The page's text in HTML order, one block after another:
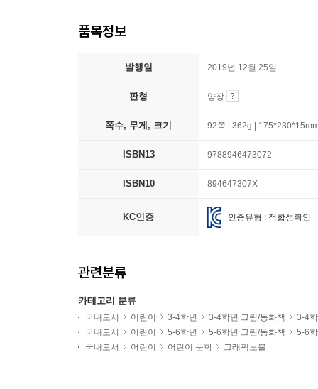
품목정보
발행일 2019년 12월 25일
판형 양장
쪽수, 무게, 크기 92쪽 | 362g |
ISBN13 9788946473072
ISBN10 894647307X
KC인증 인증유형 : 적합성확인
관련분류
카테고리 분류
국내도서 어린이 3-4학년 3-4학년 그림/동화책
3-4
국내도서
어린이 5-6학년 5-6학년 그림/동화책
5-6
국내도서
어린이 어린이 문학 그래픽노블